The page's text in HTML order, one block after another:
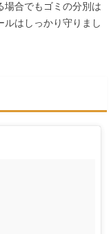
場合でもゴミの分別は
ルはしっかり守りまし